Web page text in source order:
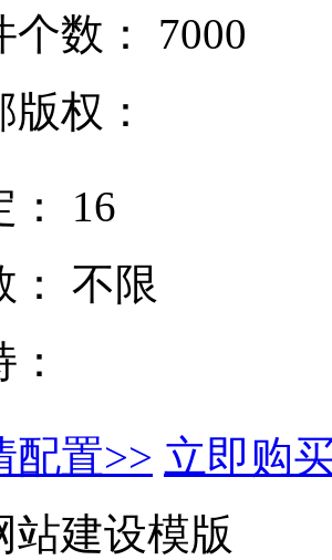
个数：
7000
权：
16
不限
配置>> 立即购
站建设模版